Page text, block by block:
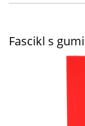
Fascikl s